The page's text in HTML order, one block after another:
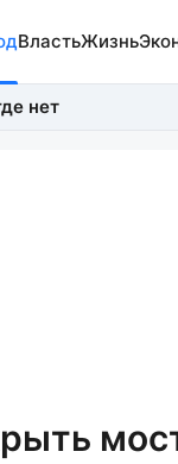
ВластьЖизнь
нет